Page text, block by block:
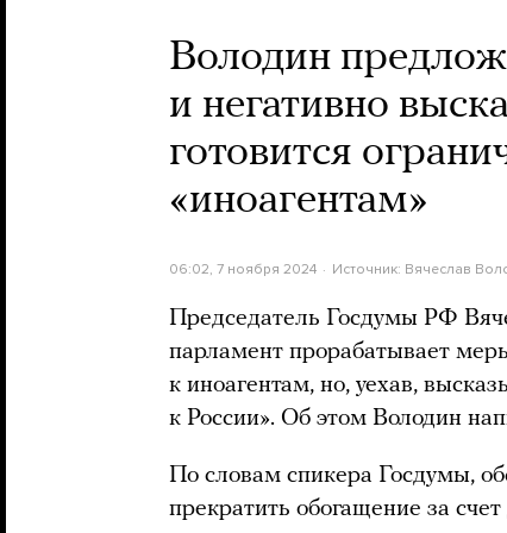
Володин
и негативно
готовится
«иноагентам»
06:02, 7 ноября 2024 Источник: Вячеслав
Председатель Госдумы РФ
парламент прорабатывает
к иноагентам, но, уехав,
к России». Об этом Володин
По словам спикера Госдумы,
прекратить обогащение за